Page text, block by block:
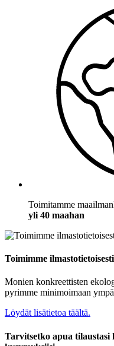
Toimitamme
yli 40 maahan
Toimimme
Monien konkreettisten
pyrimme minimoimaan
Löydät lisätietoa täältä.
Tarvitsetko apua tilaustasi